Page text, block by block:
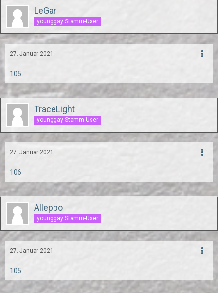
LeGar
younggay Stamm-User
27. Januar 2021
105
TraceLight
younggay Stamm-User
27. Januar 2021
106
Alleppo
younggay Stamm-User
27. Januar 2021
105